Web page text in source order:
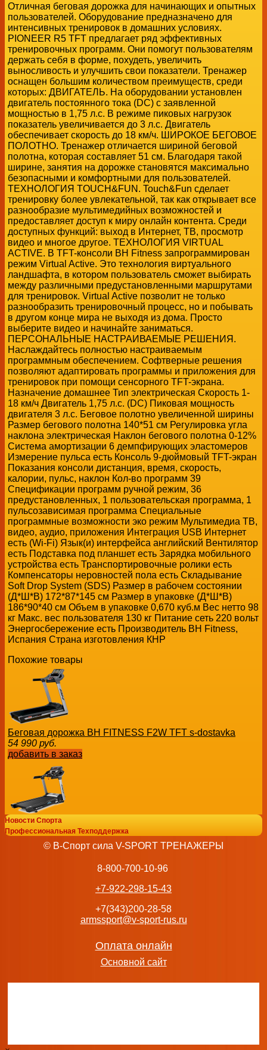
Отличная беговая дорожка для начинающих и опытных
пользователей. Оборудование предназначено для
интенсивных тренировок в домашних условиях.
PIONEER R5 TFT предлагает ряд эффективных
тренировочных программ. Они помогут пользователям
держать себя в форме, похудеть, увеличить
выносливость и улучшить свои показатели. Тренажер
оснащен большим количеством преимуществ, среди
которых: ДВИГАТЕЛЬ. На оборудовании установлен
двигатель постоянного тока (DC) с заявленной
мощностью в 1,75 л.с. В режиме пиковых нагрузок
показатель увеличивается до 3 л.с. Двигатель
обеспечивает скорость до 18 км/ч. ШИРОКОЕ БЕГОВОЕ
ПОЛОТНО. Тренажер отличается шириной беговой
полотна, которая составляет 51 см. Благодаря такой
ширине, занятия на дорожке становятся максимально
безопасными и комфортными для пользователей.
ТЕХНОЛОГИЯ TOUCH&FUN. Touch&Fun сделает
тренировку более увлекательной, так как открывает все
разнообразие мультимедийных возможностей и
предоставляет доступ к миру онлайн контента. Среди
доступных функций: выход в Интернет, ТВ, просмотр
видео и многое другое. ТЕХНОЛОГИЯ VIRTUAL
ACTIVE. В TFT-консоли BH Fitness запрограммирован
режим Virtual Active. Это технология виртуального
ландшафта, в котором пользователь сможет выбирать
между различными предустановленными маршрутами
для тренировок. Virtual Active позволит не только
разнообразить тренировочный процесс, но и побывать
в другом конце мира не выходя из дома. Просто
выберите видео и начинайте заниматься.
ПЕРСОНАЛЬНЫЕ НАСТРАИВАЕМЫЕ РЕШЕНИЯ.
Наслаждайтесь полностью настраиваемым
программным обеспечением. Софтверные решения
позволяют адаптировать программы и приложения для
тренировок при помощи сенсорного TFT-экрана.
Назначение домашнее Тип электрическая Скорость 1-
18 км/ч Двигатель 1,75 л.с. (DC) Пиковая мощность
двигателя 3 л.с. Беговое полотно увеличенной ширины
Размер бегового полотна 140*51 см Регулировка угла
наклона электрическая Наклон бегового полотна 0-12%
Система амортизации 6 демпфирующих эластомеров
Измерение пульса есть Консоль 9-дюймовый TFT-экран
Показания консоли дистанция, время, скорость,
калории, пульс, наклон Кол-во программ 39
Спецификации программ ручной режим, 36
предустановленных, 1 пользовательская программа, 1
пульсозависимая программа Специальные
программные возможности эко режим Мультимедиа ТВ,
видео, аудио, приложения Интеграция USB Интернет
есть (Wi-Fi) Язык(и) интерфейса английский Вентилятор
есть Подставка под планшет есть Зарядка мобильного
устройства есть Транспортировочные ролики есть
Компенсаторы неровностей пола есть Складывание
Soft Drop System (SDS) Размер в рабочем состоянии
(Д*Ш*В) 172*87*145 см Размер в упаковке (Д*Ш*В)
186*90*40 см Объем в упаковке 0,670 куб.м Вес нетто 98
кг Макс. вес пользователя 130 кг Питание сеть 220 вольт
Энергосбережение есть Производитель BH Fitness,
Испания Страна изготовления КНР
Похожие товары
Беговая дорожка BH FITNESS F2W TFT s-dostavka
54 990 руб.
добавить в заказ
Беговая дорожка BH FITNESS i.RC12
149 990 руб.
добавить в заказ
Беговая дорожка BH FITNESS F8 TFT s-dostavka
добавить в заказ
Новости Спорта
Профессиональная Техподдержка
© В-Спорт сила V-SPORT ТРЕНАЖЕРЫ
8-800-700-10-96
+7-922-298-15-43
+7(343)200-28-58
armssport@v-sport-rus.ru
Оплата онлайн
Основной сайт